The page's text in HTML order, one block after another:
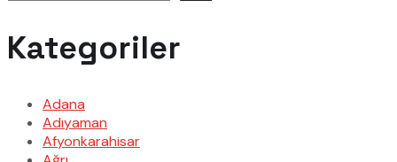
Kategoriler
Adana
Adıyaman
Afyonkarahisar